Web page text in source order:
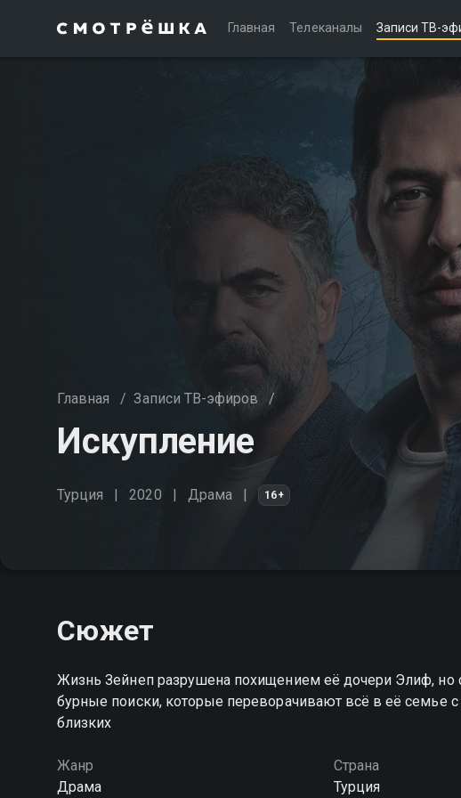
Главная Телеканалы Записи ТВ-
Главная / Записи ТВ-эфиров /
Искупление
Турция 2020 Драма 16+
Сюжет
Жизнь Зейнеп разрушена похищением её дочери Элиф, но
бурные поиски, которые переворачивают всё в её семье с
близких
Жанр
Драма
Страна
Турция